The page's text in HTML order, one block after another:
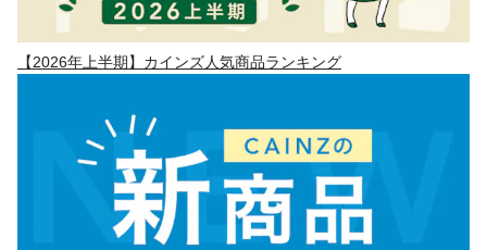
【2026年上半期】カインズ人気商品ランキング